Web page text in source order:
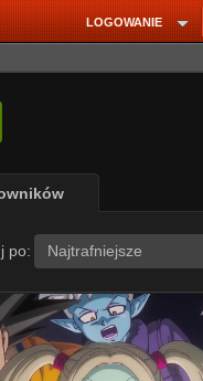
LOGOWANIE
po: Najtrafniejsze